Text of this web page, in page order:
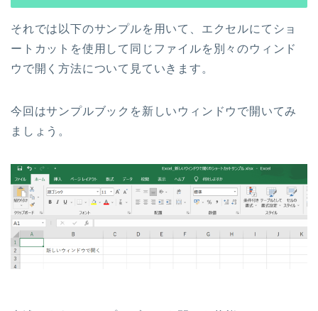
それでは以下のサンプルを用いて、エクセルにてショ
ートカットを使用して同じファイルを別々のウィンド
ウで開く方法について見ていきます。
今回はサンプルブックを新しいウィンドウで開いてみ
ましょう。